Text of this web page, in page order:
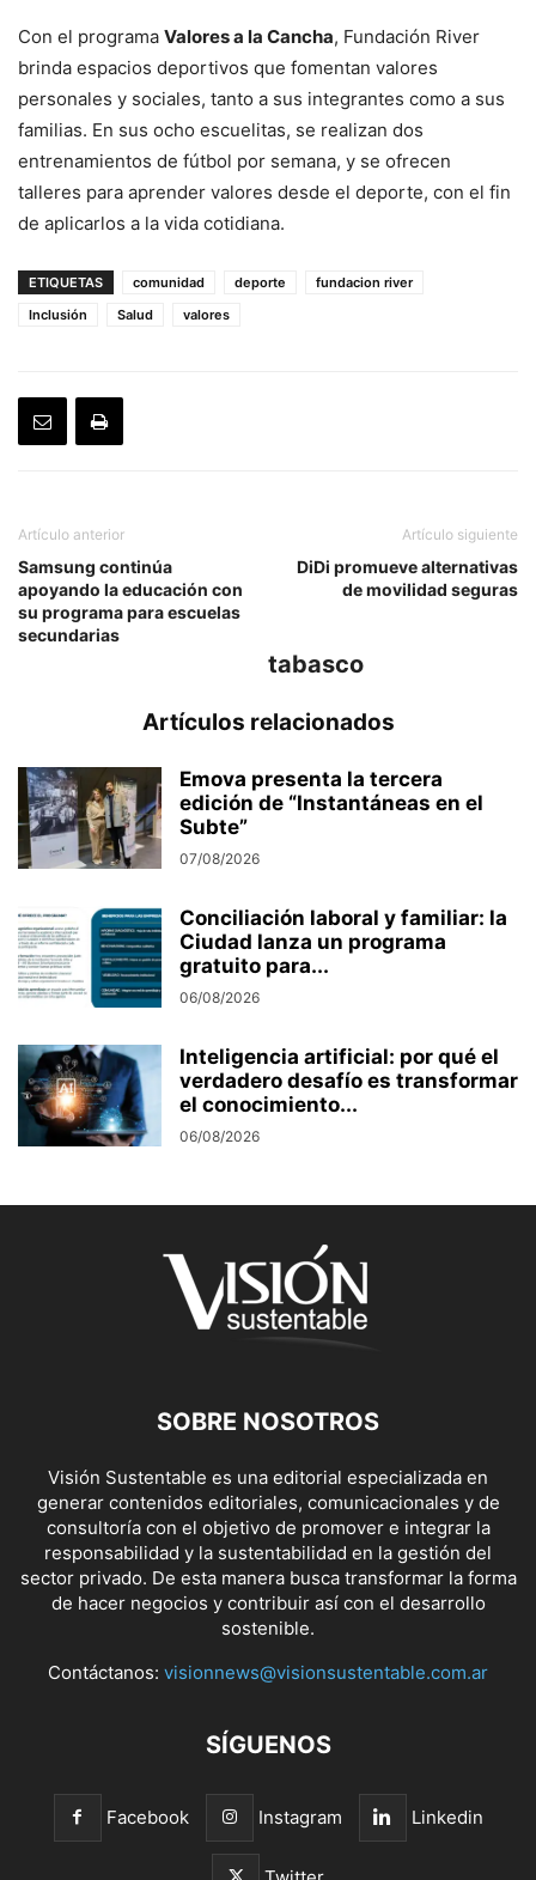
Con el programa Valores a la Cancha, Fundación River
brinda espacios deportivos que fomentan valores
personales y sociales, tanto a sus integrantes como a sus
familias. En sus ocho escuelitas, se realizan dos
entrenamientos de fútbol por semana, y se ofrecen
talleres para aprender valores desde el deporte, con el fin
de aplicarlos a la vida cotidiana.
ETIQUETAS comunidad deporte
fundacion river
Inclusión
Salud valores
Artículo anterior
Samsung continúa
apoyando la educación con
su programa para escuelas
secundarias
Artículo siguiente
DiDi promueve alternativas
de movilidad seguras
tabasco
Artículos relacionados
Emova presenta la tercera
edición de “Instantáneas en el
Subte”
07/08/2026
Conciliación laboral y familiar: la
Ciudad lanza un programa
gratuito para...
06/08/2026
Inteligencia artificial: por qué el
verdadero desafío es transformar
el conocimiento...
06/08/2026
SOBRE NOSOTROS
Visión Sustentable es una editorial especializada en
generar contenidos editoriales, comunicacionales y de
consultoría con el objetivo de promover e integrar la
responsabilidad y la sustentabilidad en la gestión del
sector privado. De esta manera busca transformar la forma
de hacer negocios y contribuir así con el desarrollo
sostenible.
Contáctanos: visionnews@visionsustentable.com.ar
SÍGUENOS
Facebook Instagram Linkedin